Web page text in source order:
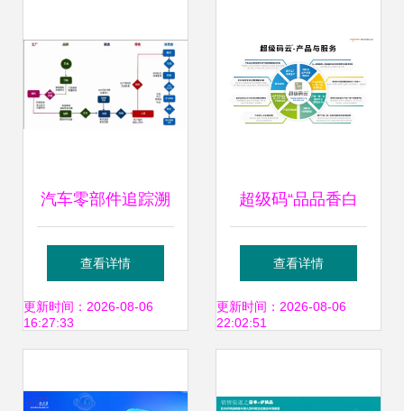
汽车零部件追踪溯
源系统 品牌营销与
管理的智能引擎
查看详情
更新时间：2026-08-06
16:27:33
超级码“品品香白
茶-产品数字身份证
项目”案例入选中国
查看详情
更新时间：2026-08-06
22:02:51